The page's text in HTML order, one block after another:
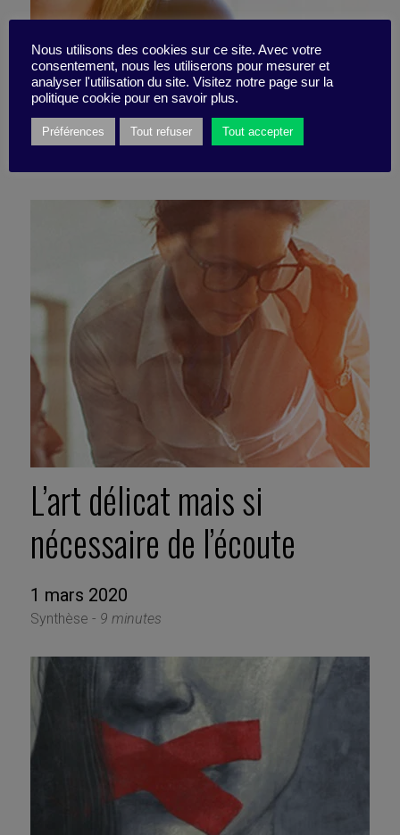
Tendez VRAIMENT l’oreille
23 février 2023
L’art délicat mais si
nécessaire de l’écoute
1 mars 2020
Synthèse - 9 minutes
Nous utilisons des cookies sur ce site. Avec votre
consentement, nous les utiliserons pour mesurer et
analyser l'utilisation du site. Visitez notre page sur la
politique cookie pour en savoir plus.
Préférences Tout refuser Tout accepter